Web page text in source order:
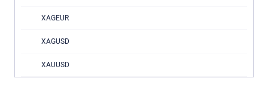
XAGEUR
XAGUSD
XAUUSD